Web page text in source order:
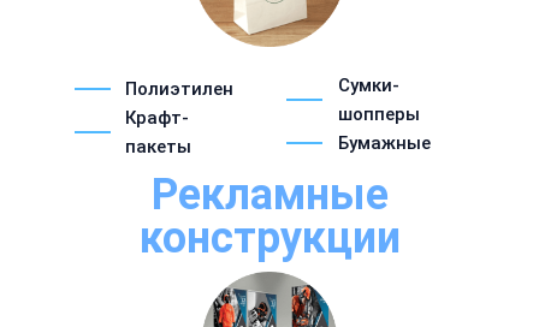
Полиэтилен
Крафт-
пакеты
Сумки-
шопперы
Бумажные
Рекламные
конструкции